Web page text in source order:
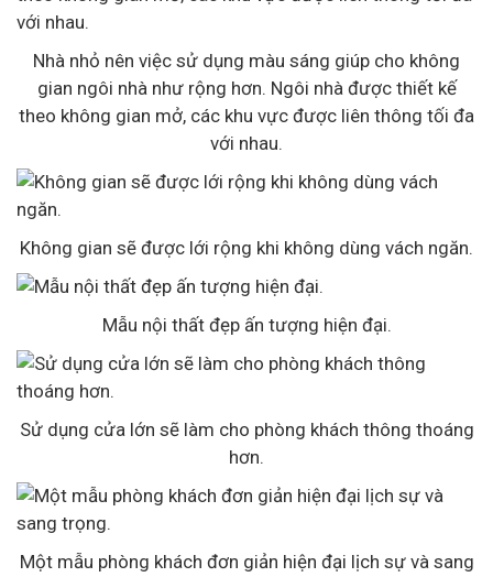
Nhà nhỏ nên việc sử dụng màu sáng giúp cho không
gian ngôi nhà như rộng hơn. Ngôi nhà được thiết kế
theo không gian mở, các khu vực được liên thông tối đa
với nhau.
Không gian sẽ được lới rộng khi không dùng vách ngăn.
Mẫu nội thất đẹp ấn tượng hiện đại.
Sử dụng cửa lớn sẽ làm cho phòng khách thông thoáng
hơn.
Một mẫu phòng khách đơn giản hiện đại lịch sự và sang